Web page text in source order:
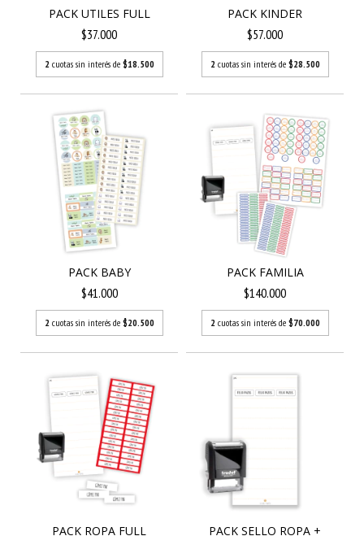
PACK UTILES FULL
$37.000
2 cuotas sin interés de $18.500
PACK KINDER
$57.000
2 cuotas sin interés de $28.500
PACK BABY
$41.000
2 cuotas sin interés de $20.500
PACK FAMILIA
$140.000
2 cuotas sin interés de $70.000
PACK ROPA FULL PACK SELLO ROPA +